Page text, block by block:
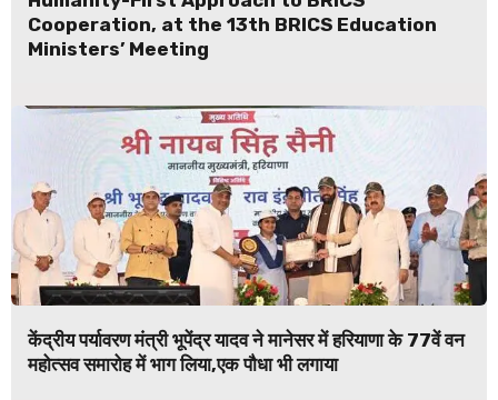
Cooperation, at the 13th BRICS Education
Ministers’ Meeting
केंद्रीय पर्यावरण मंत्री भूपेंद्र यादव ने मानेसर में हरियाणा के 77वें वन
महोत्सव समारोह में भाग लिया,एक पौधा भी लगाया